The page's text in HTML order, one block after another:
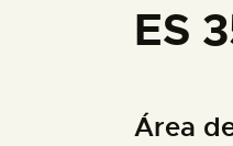
ES
Área